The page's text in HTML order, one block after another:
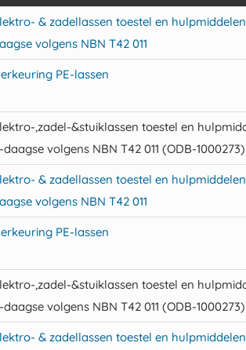
& zadellassen toestel en
volgens NBN T42 011
PE-lassen
,zadel-&stuiklassen toestel en
daagse volgens NBN T42 011 (ODB-1000273)
& zadellassen toestel en
volgens NBN T42 011
PE-lassen
,zadel-&stuiklassen toestel en
daagse volgens NBN T42 011 (ODB-1000273)
& zadellassen toestel en